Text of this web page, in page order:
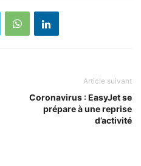
Article suivant
Coronavirus : EasyJet se
prépare à une reprise
d’activité